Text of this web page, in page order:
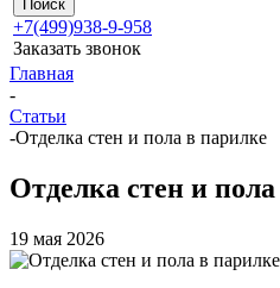
+7(499)938-9-958
Заказать звонок
Главная
-
Статьи
-Отделка стен и пола в парилке
Отделка стен и
19 мая 2026